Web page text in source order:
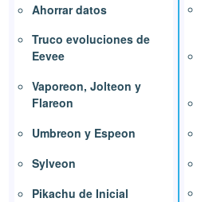
Ahorrar datos
Truco evoluciones de
Eevee
Vaporeon, Jolteon y
Flareon
Umbreon y Espeon
Sylveon
Pikachu de Inicial